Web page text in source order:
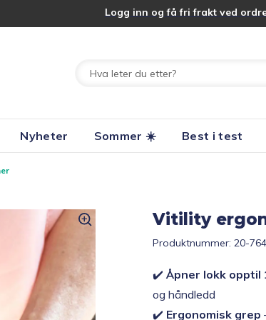
Logg inn og få fri frakt ved
Nyheter Sommer ☀️ Best i test
Vitility
Produktnummer: 20-764
✔️ Åpner lokk opptil
og håndledd
✔️ Ergonomisk grep